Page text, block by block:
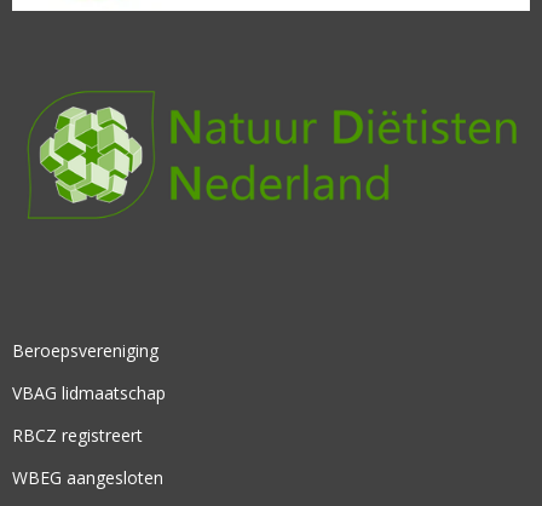
Beroepsvereniging
VBAG lidmaatschap
RBCZ registreert
WBEG aangesloten